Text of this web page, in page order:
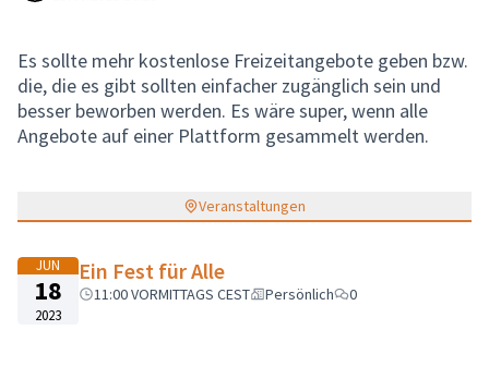
Es sollte mehr kostenlose Freizeitangebote geben bzw.
die, die es gibt sollten einfacher zugänglich sein und
besser beworben werden. Es wäre super, wenn alle
Angebote auf einer Plattform gesammelt werden.
Veranstaltungen
JUN
18
2023
Ein Fest für Alle
11:00 VORMITTAGS CEST Persönlich 0